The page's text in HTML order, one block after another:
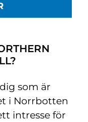
som är
i Norrbotten
intresse för